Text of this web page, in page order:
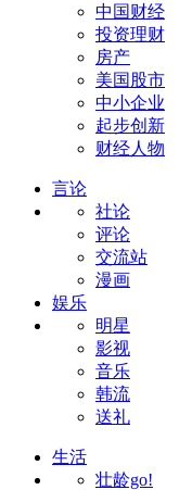
中国财经
投资理财
房产
美国股市
中小企业
起步创新
财经人物
言论
社论
评论
交流站
漫画
娱乐
明星
影视
音乐
韩流
送礼
生活
壮龄go!